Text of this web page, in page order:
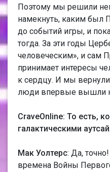
Поэтому мы решили
намекнуть, каким был
до событий игры, и
тогда. За эти годы
человеческим», и сам
принимает интересы
к сердцу. И мы
люди впервые вышли
CraveOnline: То есть,
галактическими
Мак Уолтерс: Да,
времена Войны